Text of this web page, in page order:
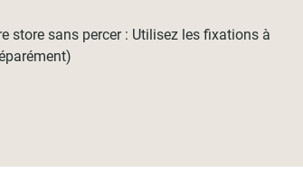
store sans percer : Utilisez les fixations à